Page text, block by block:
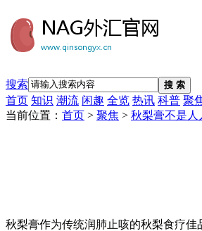
搜索 搜 索
首页 知识 潮流 闲趣 全览 热讯 科普 聚
当前位置： 首页 > 聚焦 > 秋梨膏不是人
秋梨膏作为传统润肺止咳的秋梨食疗